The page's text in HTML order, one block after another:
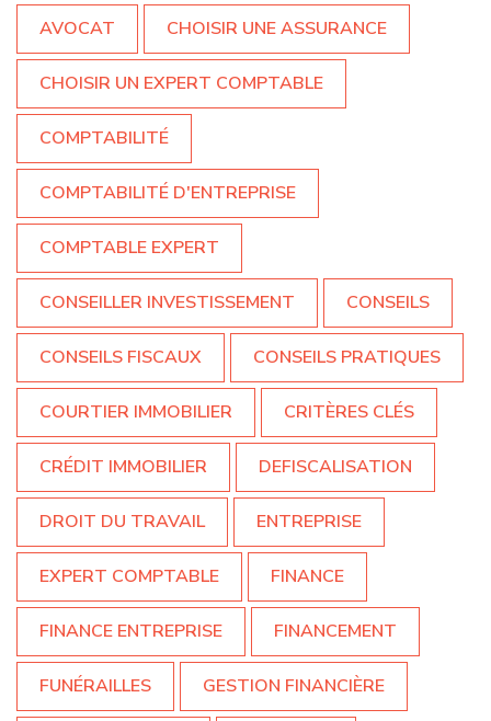
AVOCAT CHOISIR UNE ASSURANCE
CHOISIR UN EXPERT COMPTABLE
COMPTABILITÉ
COMPTABILITÉ D'ENTREPRISE
COMPTABLE EXPERT
CONSEILLER INVESTISSEMENT CONSEILS
CONSEILS FISCAUX CONSEILS PRATIQUES
COURTIER IMMOBILIER CRITÈRES CLÉS
CRÉDIT IMMOBILIER DEFISCALISATION
DROIT DU TRAVAIL ENTREPRISE
EXPERT COMPTABLE FINANCE
FINANCE ENTREPRISE FINANCEMENT
FUNÉRAILLES GESTION FINANCIÈRE